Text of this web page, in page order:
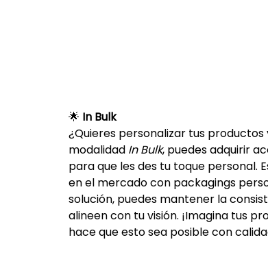
🌟 In Bulk
¿Quieres personalizar tus
modalidad In Bulk, puedes adquirir
para que les des tu toque personal.
en el mercado con packagings
solución, puedes mantener la
alineen con tu visión. ¡Imagina tus
hace que esto sea posible con